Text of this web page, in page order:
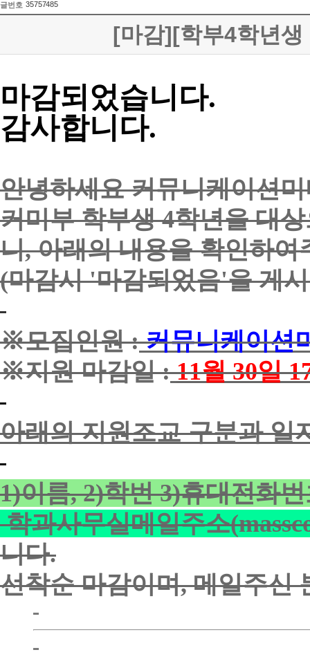
글번호 35757485
[마감][학부4학년
마감되었습니다.
감사합니다.
안녕하세요 커뮤니케이션
커미부 학부생 4학년을 대
니, 아래의 내용을 확인하
(마감시 '마감되었음'을 게
※모집인원: 커뮤니케이션
※지원 마감일: 11월 30일
아래의 지원조교 구분과 일
1)이름, 2)학번3)휴대전화
학과사무실메일주소
니다.
선착순 마감이며, 메일주신